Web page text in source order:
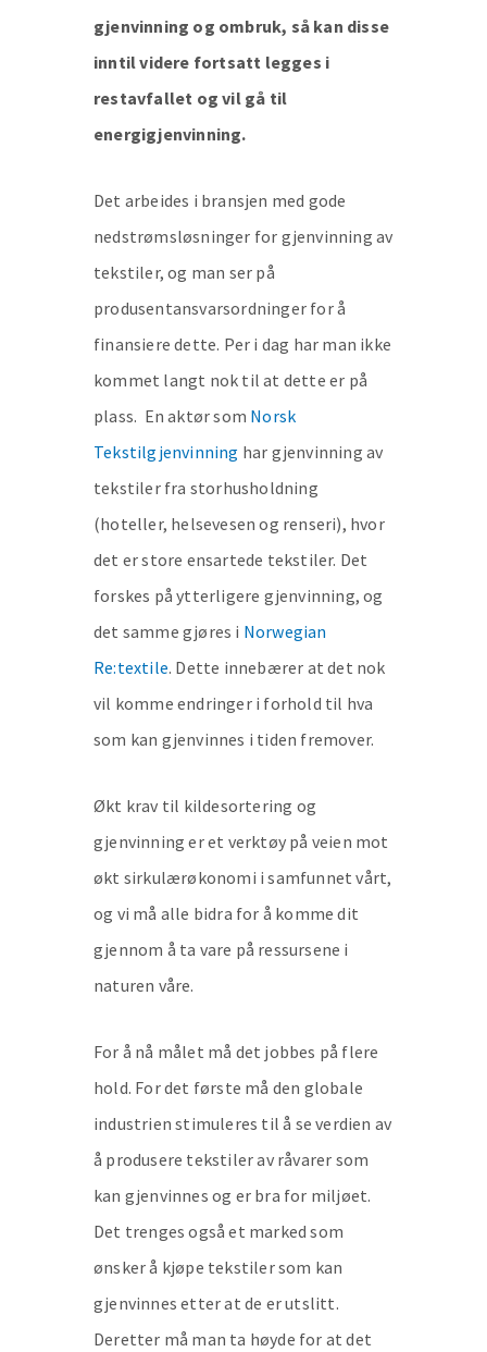
gjenvinning og ombruk, så kan disse
inntil videre fortsatt legges i
restavfallet og vil gå til
energigjenvinning.
Det arbeides i bransjen med gode
nedstrømsløsninger for gjenvinning av
tekstiler, og man ser på
produsentansvarsordninger for å
finansiere dette. Per i dag har man ikke
kommet langt nok til at dette er på
plass. En aktør som Norsk
Tekstilgjenvinning har gjenvinning av
tekstiler fra storhusholdning
(hoteller, helsevesen og renseri), hvor
det er store ensartede tekstiler. Det
forskes på ytterligere gjenvinning, og
det samme gjøres i Norwegian
Re:textile. Dette innebærer at det nok
vil komme endringer i forhold til hva
som kan gjenvinnes i tiden fremover.
Økt krav til kildesortering og
gjenvinning er et verktøy på veien mot
økt sirkulærøkonomi i samfunnet vårt,
og vi må alle bidra for å komme dit
gjennom å ta vare på ressursene i
naturen våre.
For å nå målet må det jobbes på flere
hold. For det første må den globale
industrien stimuleres til å se verdien av
å produsere tekstiler av råvarer som
kan gjenvinnes og er bra for miljøet.
Det trenges også et marked som
ønsker å kjøpe tekstiler som kan
gjenvinnes etter at de er utslitt.
Deretter må man ta høyde for at det